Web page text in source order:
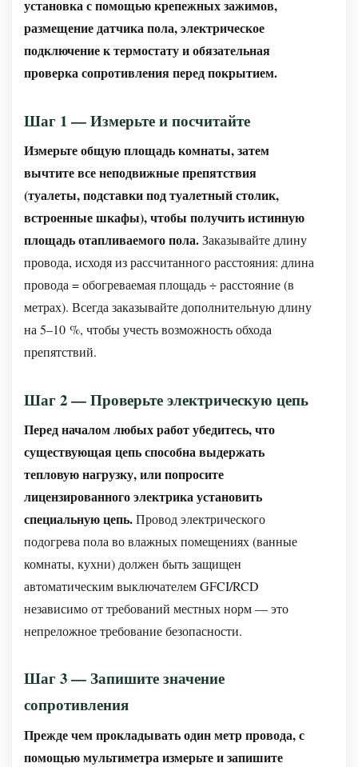
установка с помощью крепежных зажимов,
размещение датчика пола, электрическое
подключение к термостату и обязательная
проверка сопротивления перед покрытием.
Шаг 1 — Измерьте и посчитайте
Измерьте общую площадь комнаты, затем
вычтите все неподвижные препятствия
(туалеты, подставки под туалетный столик,
встроенные шкафы), чтобы получить истинную
площадь отапливаемого пола.Заказывайте длину
провода, исходя из рассчитанного расстояния: длина
провода = обогреваемая площадь ÷ расстояние (в
метрах). Всегда заказывайте дополнительную длину
на 5–10 %, чтобы учесть возможность обхода
препятствий.
Шаг 2 — Проверьте электрическую цепь
Перед началом любых работ убедитесь, что
существующая цепь способна выдержать
тепловую нагрузку, или попросите
лицензированного электрика установить
специальную цепь.Провод электрического
подогрева пола во влажных помещениях (ванные
комнаты, кухни) должен быть защищен
автоматическим выключателем GFCI/RCD
независимо от требований местных норм — это
непреложное требование безопасности.
Шаг 3 — Запишите значение
сопротивления
Прежде чем прокладывать один метр провода, с
помощью мультиметра измерьте и запишите